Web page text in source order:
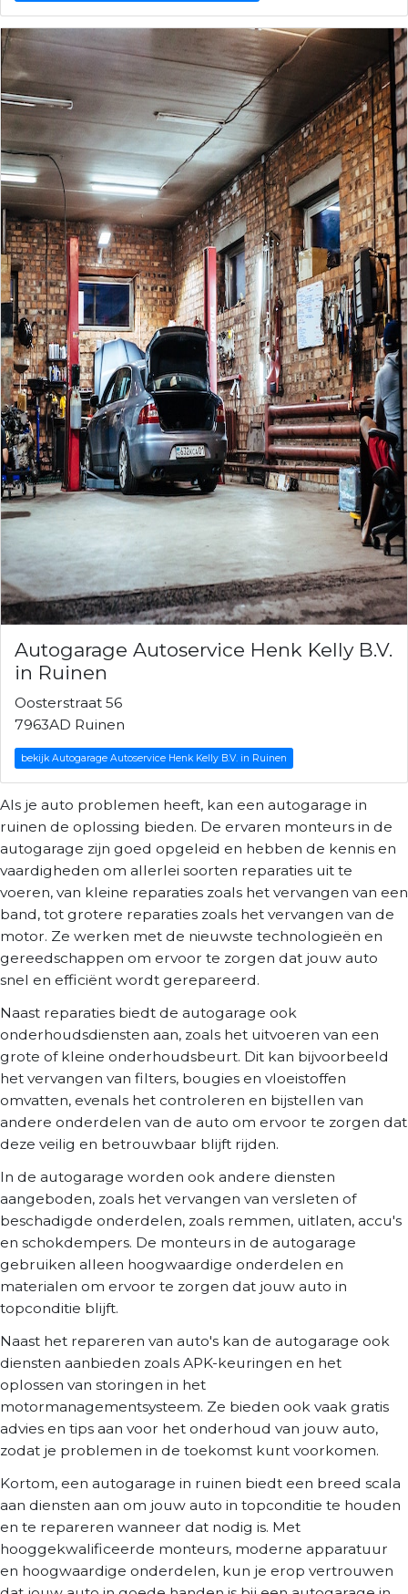
Autogarage Autoservice Henk Kelly B.V.
in Ruinen
Oosterstraat 56
7963AD Ruinen
bekijk Autogarage Autoservice Henk Kelly B.V. in Ruinen
Als je auto problemen heeft, kan een autogarage in
ruinen de oplossing bieden. De ervaren monteurs in de
autogarage zijn goed opgeleid en hebben de kennis en
vaardigheden om allerlei soorten reparaties uit te
voeren, van kleine reparaties zoals het vervangen van een
band, tot grotere reparaties zoals het vervangen van de
motor. Ze werken met de nieuwste technologieën en
gereedschappen om ervoor te zorgen dat jouw auto
snel en efficiënt wordt gerepareerd.
Naast reparaties biedt de autogarage ook
onderhoudsdiensten aan, zoals het uitvoeren van een
grote of kleine onderhoudsbeurt. Dit kan bijvoorbeeld
het vervangen van filters, bougies en vloeistoffen
omvatten, evenals het controleren en bijstellen van
andere onderdelen van de auto om ervoor te zorgen dat
deze veilig en betrouwbaar blijft rijden.
In de autogarage worden ook andere diensten
aangeboden, zoals het vervangen van versleten of
beschadigde onderdelen, zoals remmen, uitlaten, accu's
en schokdempers. De monteurs in de autogarage
gebruiken alleen hoogwaardige onderdelen en
materialen om ervoor te zorgen dat jouw auto in
topconditie blijft.
Naast het repareren van auto's kan de autogarage ook
diensten aanbieden zoals APK-keuringen en het
oplossen van storingen in het
motormanagementsysteem. Ze bieden ook vaak gratis
advies en tips aan voor het onderhoud van jouw auto,
zodat je problemen in de toekomst kunt voorkomen.
Kortom, een autogarage in ruinen biedt een breed scala
aan diensten aan om jouw auto in topconditie te houden
en te repareren wanneer dat nodig is. Met
hooggekwalificeerde monteurs, moderne apparatuur
en hoogwaardige onderdelen, kun je erop vertrouwen